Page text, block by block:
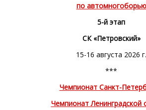
по автомногоборью
5-й этап
СК «Петровский»
15-16 августа 2026 г.
***
Чемпионат Санкт-
Чемпионат Ленинградской